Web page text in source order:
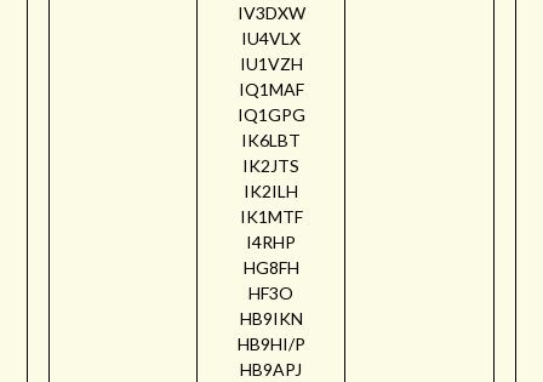
IV3DXW
IU4VLX
IU1VZH
IQ1MAF
IQ1GPG
IK6LBT
IK2JTS
IK2ILH
IK1MTF
I4RHP
HG8FH
HF3O
HB9IKN
HB9HI/P
HB9APJ